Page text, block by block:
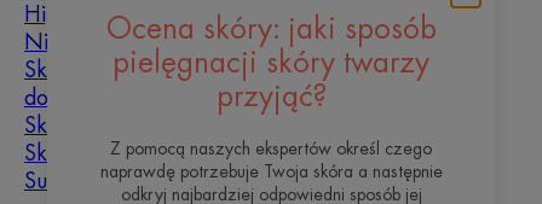
Ocena skóry: jaki sposób
pielęgnacji skóry twarzy
przyjąć?
Z pomocą naszych ekspertów określ czego
naprawdę potrzebuje Twoja skóra a następnie
odkryj najbardziej odpowiedni sposób jej
Hiperkeratoza
Niedoskonałości skóry
Skóra tłusta, skłonna
do niedoskonałości
Skóra mieszana
Skóra sucha
Suchość i odwodnienie